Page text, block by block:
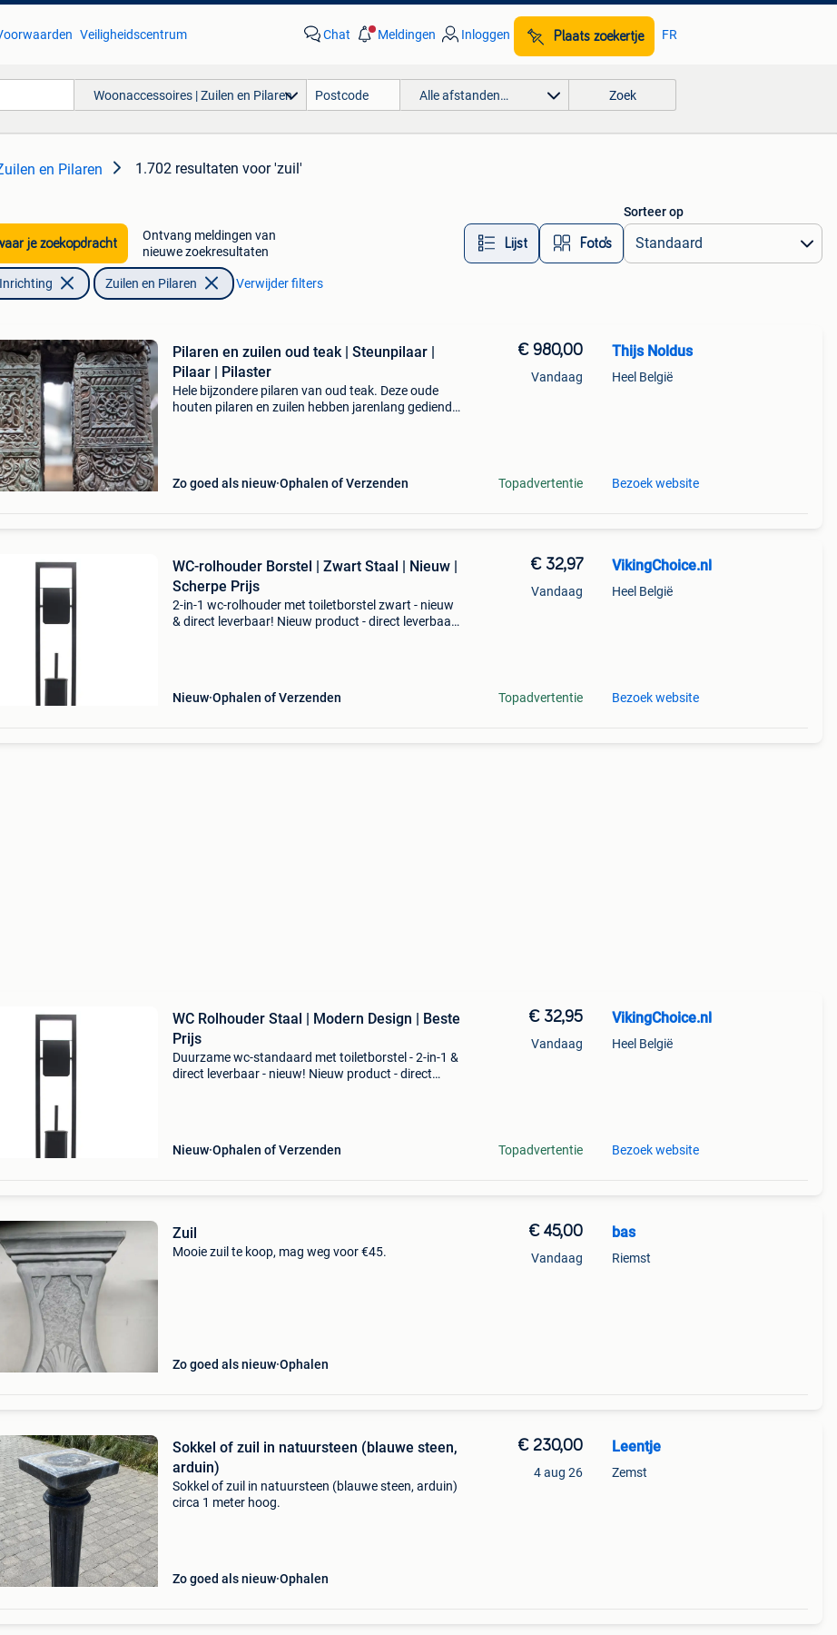
Veiligheidscentrum Chat Meldingen Inloggen Plaats zoekertje FR
Woonaccessoires | Zuilen en Pilaren Alle afstanden… Zoek
en Pilaren 1.702 resultaten voor 'zuil'
je zoekopdracht
Ontvang meldingen van
nieuwe zoekresultaten
Lijst Foto’s
Sorteer op
Zuilen en Pilaren Verwijder filters
Pilaren en zuilen oud teak | Steunpilaar |
Pilaar | Pilaster
Hele bijzondere pilaren van oud teak. Deze oude
houten pilaren en zuilen hebben jarenlang gediend
Zo goed als nieuw Ophalen of Verzenden
€ 980,00
Vandaag
Topadvertentie
Thijs Noldus
Heel België
Bezoek website
WC-rolhouder Borstel | Zwart Staal | Nieuw |
Scherpe Prijs
2-in-1 wc-rolhouder met toiletborstel zwart - nieuw
& direct leverbaar! Nieuw product - direct leverbaar
Nieuw Ophalen of Verzenden
€ 32,97
Vandaag
Topadvertentie
VikingChoice.nl
Heel België
Bezoek website
WC Rolhouder Staal | Modern Design | Beste
Prijs
Duurzame wc-standaard met toiletborstel - 2-in-1 &
direct leverbaar - nieuw! Nieuw product - direct
Nieuw Ophalen of Verzenden
€ 32,95
Vandaag
Topadvertentie
VikingChoice.nl
Heel België
Bezoek website
Zuil
Mooie zuil te koop, mag weg voor €45.
Zo goed als nieuw Ophalen
€ 45,00
Vandaag
bas
Riemst
Sokkel of zuil in natuursteen (blauwe steen,
arduin)
Sokkel of zuil in natuursteen (blauwe steen, arduin)
circa 1 meter hoog.
Zo goed als nieuw Ophalen
€ 230,00
4 aug 26
Leentje
Zemst